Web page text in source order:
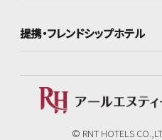
提携・フレンドシップホテル
© RNT HOTELS